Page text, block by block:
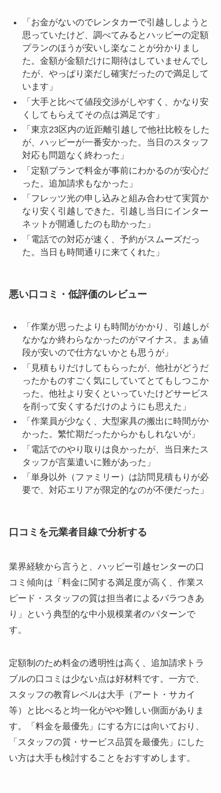
「お金がないのでレンタカーで引越ししようと
思っていたけど、調べてみるとハッピーの定額
プランのほうが安いし楽なことが分かりまし
た。金額が金額だけに期待はしていませんでし
たが、やっぱり楽だし確実だったので満足して
います」
「大手と比べて値段交渉がしやすく、かなり安
くしてもらえてその点は満足です」
「東京23区内の近距離引越しで他社比較をした
が、ハッピーが一番安かった。当日のスタッフ
対応も問題なく終わった」
「定額プランで料金が事前にわかるのが安心だ
った。追加請求もなかった」
「フレッツ光の申し込みと組み合わせて実質か
なり安く引越しできた。引越し当日にインター
ネットが開通したのも助かった」
「電話での対応が速く、予約がスムーズだっ
た。当日も時間通りに来てくれた」
悪い口コミ・低評価のレビュー
「作業が思ったよりも時間がかかり、引越しが
なかなか終わらなかったのがマイナス。まぁ値
段が安いので仕方ないかとも思うが」
「見積もりだけしてもらったが、他社がどうだ
ったかものすごく気にしていてとてもしつこか
った。他社より安くといっていたけどサービス
を削って安くするだけのようにも思えた」
「作業員が少なく、大型家具の搬出に時間がか
かった。繁忙期だったからかもしれないが」
「電話でのやり取りは良かったが、当日来たス
タッフが言葉遣いに難があった」
「単身以外（ファミリー）は訪問見積もりが必
要で、対応エリアが限定的なのが不便だった」
口コミを元業者目線で分析する
業界経験から言うと、ハッピー引越センターの口
コミ傾向は「料金に関する満足度が高く、作業ス
ピード・スタッフの質は担当者によるバラつきあ
り」という典型的な中小規模業者のパターンで
す。
定額制のため料金の透明性は高く、追加請求トラ
ブルの口コミは少ない点は好材料です。一方で、
スタッフの教育レベルは大手（アート・サカイ
等）と比べると均一化がやや難しい側面がありま
す。「料金を最優先」にする方には向いており、
「スタッフの質・サービス品質を最優先」にした
い方は大手も検討することをおすすめします。